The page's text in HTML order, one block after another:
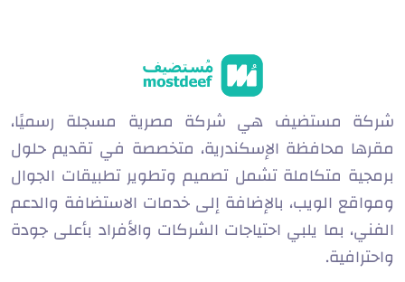
شركة مستضيف هي شركة مصرية مسجلة رسميًا،
مقرها محافظة الإسكندرية، متخصصة في تقديم حلول
برمجية متكاملة تشمل تصميم وتطوير تطبيقات الجوال
ومواقع الويب، بالإضافة إلى خدمات الاستضافة والدعم
الفني، بما يلبي احتياجات الشركات والأفراد بأعلى جودة
واحترافية.